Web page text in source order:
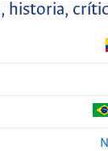
historia,